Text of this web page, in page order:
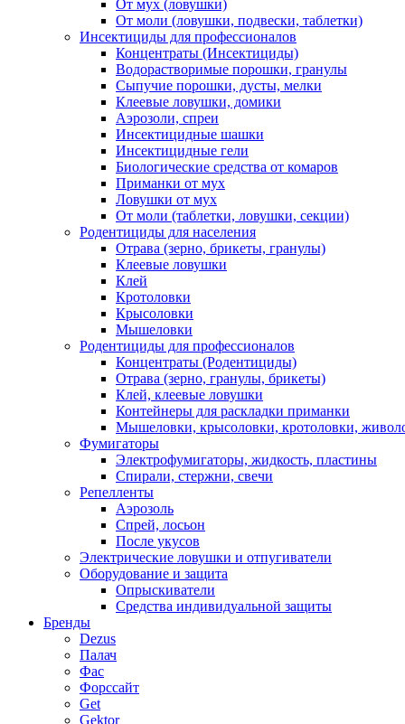
От мух (ловушки)
От моли (ловушки, подвески, таблетки)
Инсектициды для профессионалов
Концентраты (Инсектициды)
Водорастворимые порошки, гранулы
Сыпучие порошки, дусты, мелки
Клеевые ловушки, домики
Аэрозоли, спреи
Инсектицидные шашки
Инсектицидные гели
Биологические средства от комаров
Приманки от мух
Ловушки от мух
От моли (таблетки, ловушки, секции)
Родентициды для населения
Отрава (зерно, брикеты, гранулы)
Клеевые ловушки
Клей
Кротоловки
Крысоловки
Мышеловки
Родентициды для профессионалов
Концентраты (Родентициды)
Отрава (зерно, гранулы, брикеты)
Клей, клеевые ловушки
Контейнеры для раскладки приманки
Мышеловки, крысоловки, кротоловки,
Фумигаторы
Электрофумигаторы, жидкость, пластины
Спирали, стержни, свечи
Репелленты
Аэрозоль
Спрей, лосьон
После укусов
Электрические ловушки и отпугиватели
Оборудование и защита
Опрыскиватели
Средства индивидуальной защиты
Бренды
Dezus
Палач
Фас
Форcсайт
Get
Gektor